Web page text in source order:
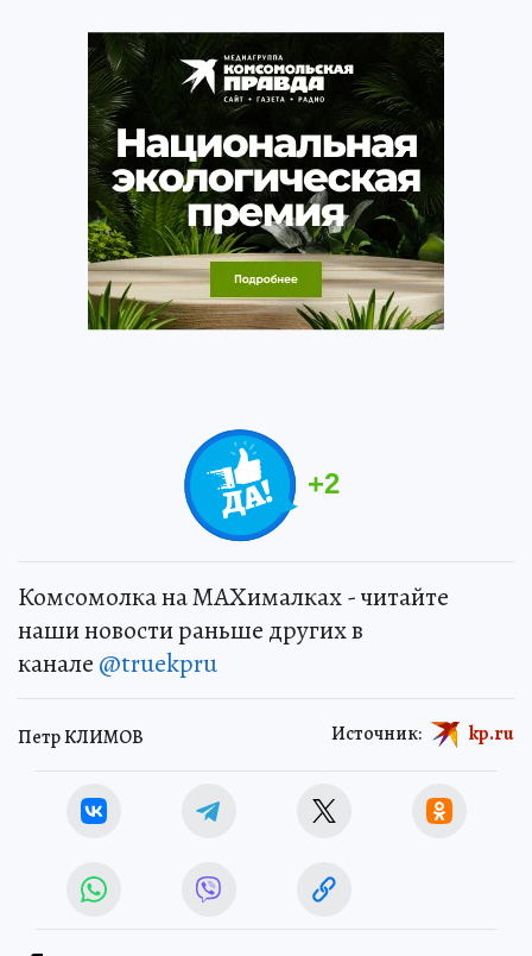
+2
Комсомолка на MAXималках - читайте
наши новости раньше других в
канале @truekpru
Петр КЛИМОВ Источник: kp.ru